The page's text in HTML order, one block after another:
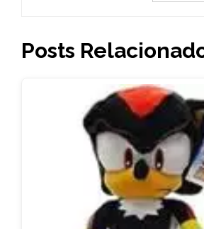
Posts